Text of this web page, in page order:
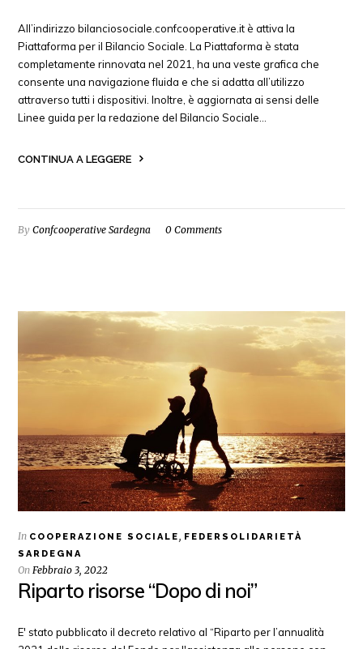
All’indirizzo bilanciosociale.confcooperative.it è attiva la
Piattaforma per il Bilancio Sociale. La Piattaforma è stata
completamente rinnovata nel 2021, ha una veste grafica che
consente una navigazione fluida e che si adatta all’utilizzo
attraverso tutti i dispositivi. Inoltre, è aggiornata ai sensi delle
Linee guida per la redazione del Bilancio Sociale…
CONTINUA A LEGGERE
ByConfcooperative Sardegna 0 Comments
In COOPERAZIONE SOCIALE, FEDERSOLIDARIETÀ
SARDEGNA
On Febbraio 3, 2022
Riparto risorse “Dopo di noi”
E' stato pubblicato il decreto relativo al “Riparto per l’annualità